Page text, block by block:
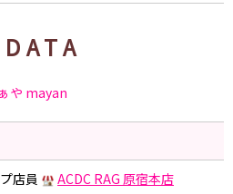
や mayan
店員 ACDC RAG 原宿本店